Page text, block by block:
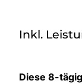
Inkl.
Diese 8-